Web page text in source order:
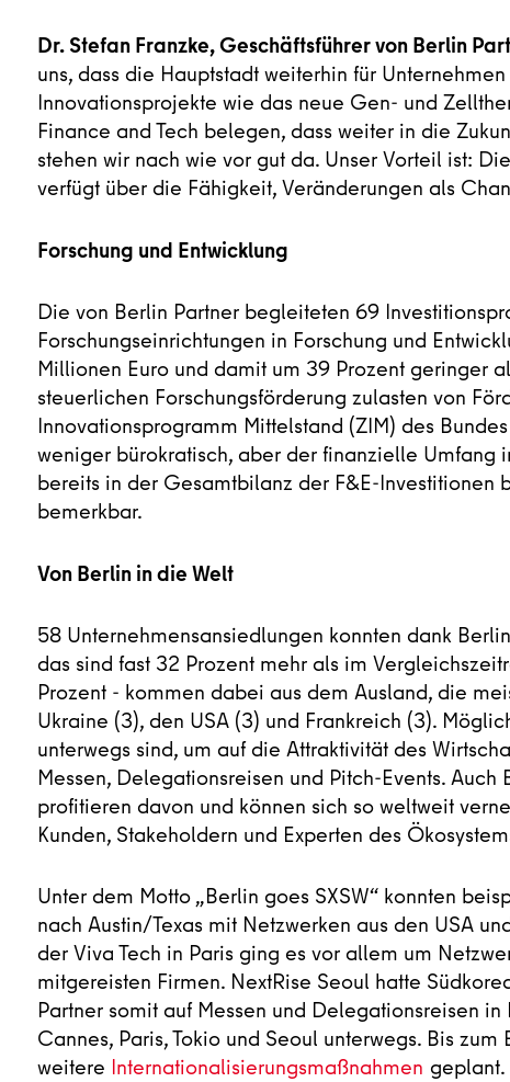
Dr. Stefan Franzke, Geschäftsführer von Berlin
uns, dass die Hauptstadt weiterhin für
Innovationsprojekte wie das neue Gen- und
Finance and Tech belegen, dass weiter in die
stehen wir nach wie vor gut da. Unser Vorteil ist:
verfügt über die Fähigkeit, Veränderungen als
Forschung und Entwicklung
Die von Berlin Partner begleiteten 69
Forschungseinrichtungen in Forschung und
Millionen Euro und damit um 39 Prozent geringer
steuerlichen Forschungsförderung zulasten von
Innovationsprogramm Mittelstand (ZIM) des
weniger bürokratisch, aber der finanzielle Umfang
bereits in der Gesamtbilanz der F&E-Investitionen
bemerkbar.
Von Berlin in die Welt
58 Unternehmensansiedlungen konnten dank
das sind fast 32 Prozent mehr als im
Prozent - kommen dabei aus dem Ausland, die
Ukraine (3), den USA (3) und Frankreich (3).
unterwegs sind, um auf die Attraktivität des
Messen, Delegationsreisen und Pitch-Events.
profitieren davon und können sich so weltweit
Kunden, Stakeholdern und Experten des
Unter dem Motto „Berlin goes SXSW“ konnten
nach Austin/Texas mit Netzwerken aus den USA
der Viva Tech in Paris ging es vor allem um
mitgereisten Firmen. NextRise Seoul hatte
Partner somit auf Messen und Delegationsreisen in
Cannes, Paris, Tokio und Seoul unterwegs. Bis
weitere Internationalisierungsmaßnahmen geplant.